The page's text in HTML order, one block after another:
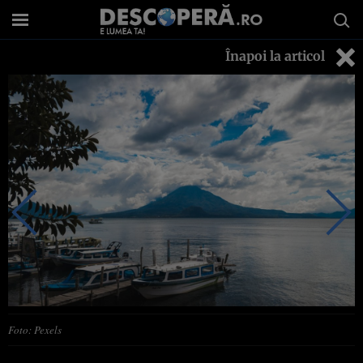
Înapoi la articol
Foto: Pexels